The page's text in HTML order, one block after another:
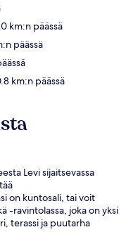
km:n päässä
päässä
km:n päässä
Levi sijaitsevassa
on kuntosali, tai voit
-ravintolassa, joka on yksi
terassi ja puutarha